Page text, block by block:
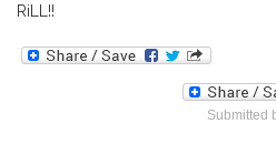
RiLL!!
Submitted